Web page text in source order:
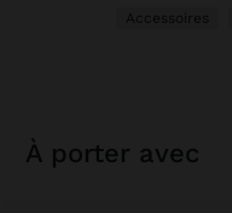
Accessoires
à porter avec